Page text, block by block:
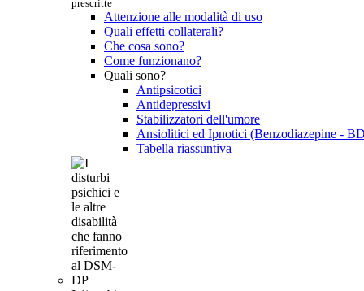
prescritte
Attenzione alle modalità di uso
Quali effetti collaterali?
Che cosa sono?
Come funzionano?
Quali sono?
Antipsicotici
Antidepressivi
Stabilizzatori dell'umore
Ansiolitici ed Ipnotici (Benzodiazepine -
Tabella riassuntiva